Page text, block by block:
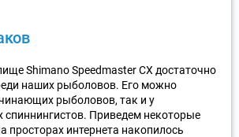
Shimano Speedmaster CX достаточно
наших рыболовов. Его можно
рыболовов, так и у
спиннингистов. Приведем некоторые
просторах интернета накопилось